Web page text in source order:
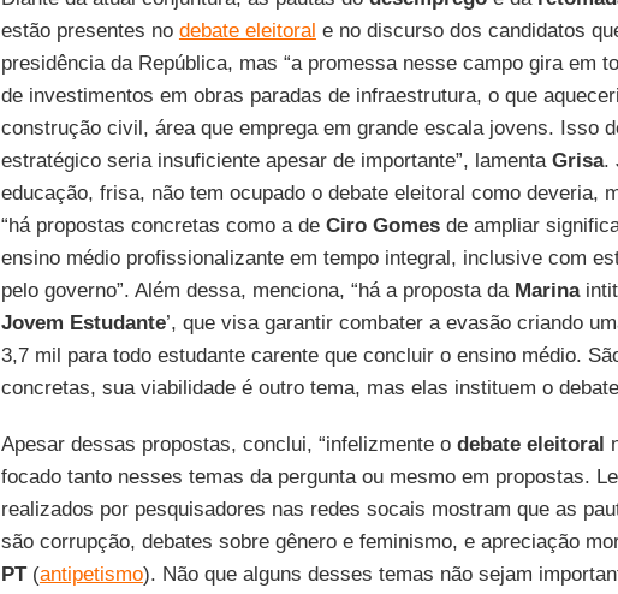
estão presentes no debate eleitoral e no discurso dos candidatos
presidência da República, mas “a promessa nesse campo gira em
de investimentos em obras paradas de infraestrutura, o que
construção civil, área que emprega em grande escala jovens. Isso
estratégico seria insuficiente apesar de importante”, lamenta Grisa.
educação, frisa, não tem ocupado o debate eleitoral como deveria,
“há propostas concretas como a de Ciro Gomesde ampliar
ensino médio profissionalizante em tempo integral, inclusive com
pelo governo”. Além dessa, menciona, “há a proposta da Marina
Jovem Estudante’, que visa garantir combater a evasão criando
3,7 mil para todo estudante carente que concluir o ensino médio.
concretas, sua viabilidade é outro tema, mas elas instituem o
Apesar dessas propostas, conclui, “infelizmente o debate eleitoral
focado tanto nesses temas da pergunta ou mesmo em propostas.
realizados por pesquisadores nas redes socais mostram que as
são corrupção, debates sobre gênero e feminismo, e apreciação
PT(antipetismo). Não que alguns desses temas não sejam